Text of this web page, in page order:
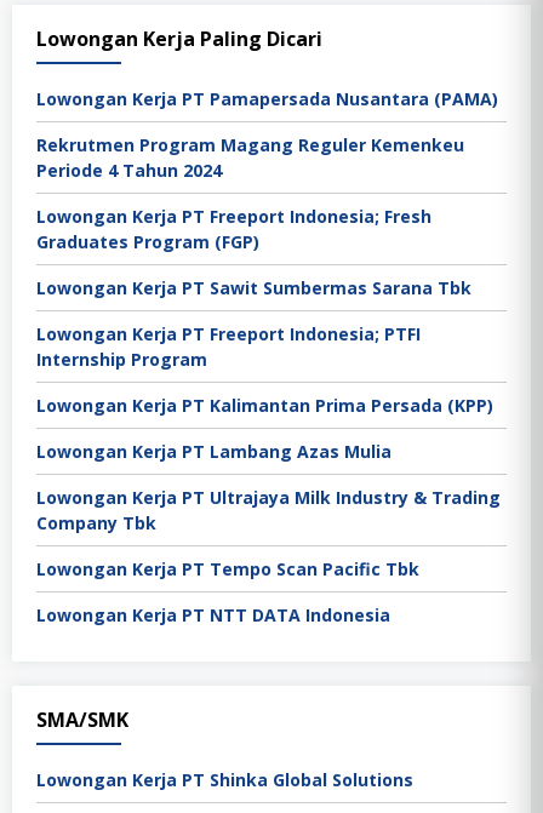
Lowongan Kerja Paling Dicari
Lowongan Kerja PT Pamapersada Nusantara (PAMA)
Rekrutmen Program Magang Reguler Kemenkeu
Periode 4 Tahun 2024
Lowongan Kerja PT Freeport Indonesia; Fresh
Graduates Program (FGP)
Lowongan Kerja PT Sawit Sumbermas Sarana Tbk
Lowongan Kerja PT Freeport Indonesia; PTFI
Internship Program
Lowongan Kerja PT Kalimantan Prima Persada (KPP)
Lowongan Kerja PT Lambang Azas Mulia
Lowongan Kerja PT Ultrajaya Milk Industry & Trading
Company Tbk
Lowongan Kerja PT Tempo Scan Pacific Tbk
Lowongan Kerja PT NTT DATA Indonesia
SMA/SMK
Lowongan Kerja PT Shinka Global Solutions